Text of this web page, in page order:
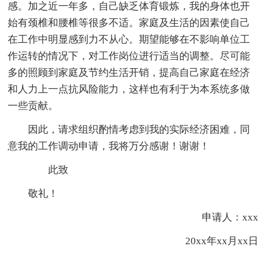
感。加之近一年多，自己缺乏体育锻炼，我的身体也开
始有颈椎和腰椎等很多不适。家庭及生活的因素使自己
在工作中明显感到力不从心。期望能够在不影响单位工
作运转的情况下，对工作岗位进行适当的调整。尽可能
多的照顾到家庭及节约生活开销，提高自己家庭在经济
和人力上一点抗风险能力，这样也有利于为本系统多做
一些贡献。
因此，请求组织酌情考虑到我的实际经济困难，同
意我的工作调动申请，我将万分感谢！谢谢！
此致
敬礼！
申请人：xxx
20xx年xx月xx日